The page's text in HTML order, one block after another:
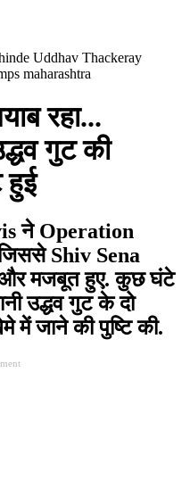
Uddhav Thackeray
maharashtra
रहा...
गुट की
हुई
ने Operation
Shiv Sena
मजबूत हुए. कुछ घंटे
उद्धव गुट के दो
में जाने की पुष्टि की.